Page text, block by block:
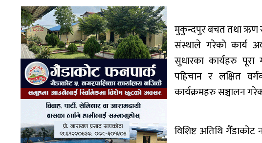
मुकुन्दपुर बचत तथा ऋण
संस्थाले गरेको कार्य
सुधारका कार्यहरु
पहिचान र लक्षित
कार्यक्रमहरु सञ्चालन
विशिष्ट अतिथि